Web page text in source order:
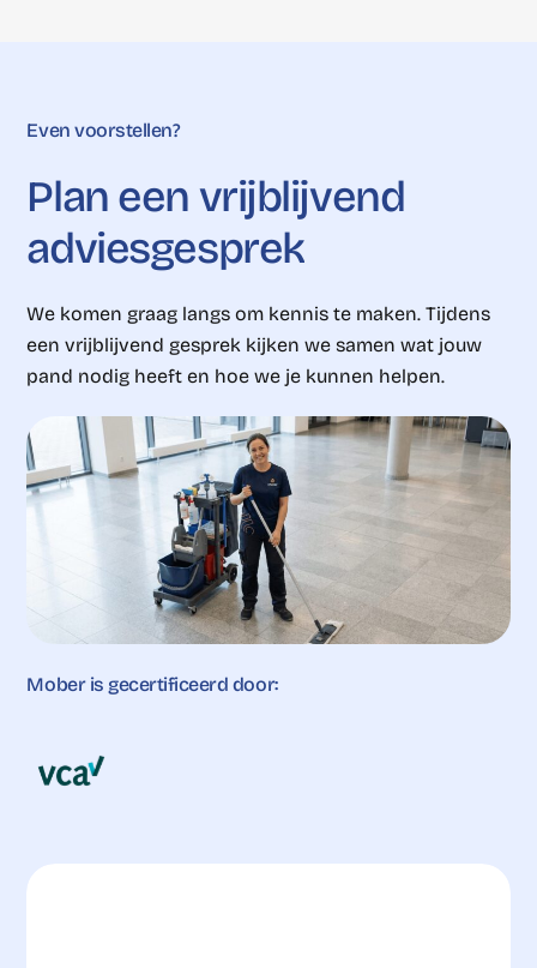
Even voorstellen?
Plan een vrijblijvend
adviesgesprek
We komen graag langs om kennis te maken. Tijdens
een vrijblijvend gesprek kijken we samen wat jouw
pand nodig heeft en hoe we je kunnen helpen.
Mober is gecertificeerd door: